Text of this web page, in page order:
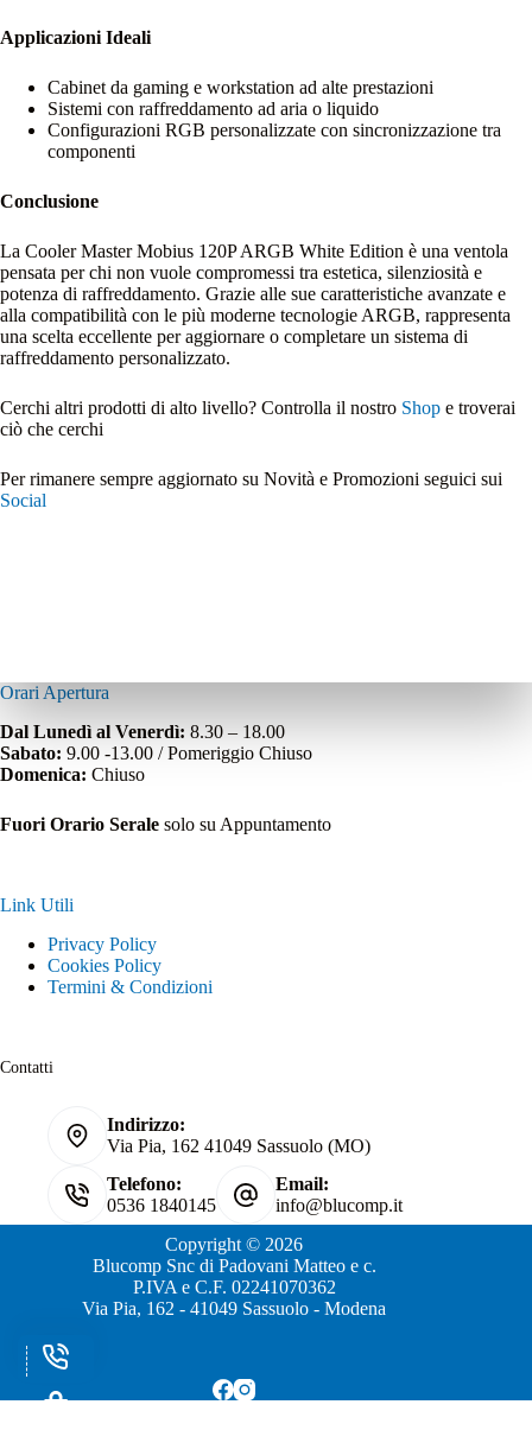
Applicazioni Ideali
Cabinet da gaming e workstation ad alte prestazioni
Sistemi con raffreddamento ad aria o liquido
Configurazioni RGB personalizzate con sincronizzazione tra
componenti
Conclusione
La Cooler Master Mobius 120P ARGB White Edition è una ventola
pensata per chi non vuole compromessi tra estetica, silenziosità e
potenza di raffreddamento. Grazie alle sue caratteristiche avanzate e
alla compatibilità con le più moderne tecnologie ARGB, rappresenta
una scelta eccellente per aggiornare o completare un sistema di
raffreddamento personalizzato.
Cerchi altri prodotti di alto livello? Controlla il nostro Shop e troverai
ciò che cerchi
Per rimanere sempre aggiornato su Novità e Promozioni seguici sui
Social
Orari Apertura
Dal Lunedì al Venerdì: 8.30 – 18.00
Sabato: 9.00 -13.00 / Pomeriggio Chiuso
Domenica: Chiuso
Fuori Orario Serale solo su Appuntamento
Link Utili
Privacy Policy
Cookies Policy
Termini & Condizioni
Contatti
Indirizzo:
Via Pia, 162 41049 Sassuolo (MO)
Telefono:
0536 1840145
Email:
info@blucomp.it
Copyright © 2026
Blucomp Snc di Padovani Matteo e c.
P.IVA e C.F. 02241070362
Via Pia, 162 - 41049 Sassuolo - Modena